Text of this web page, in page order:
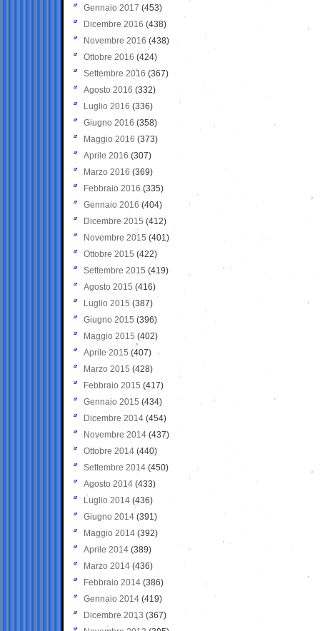
Gennaio 2017 (453)
Dicembre 2016 (438)
Novembre 2016 (438)
Ottobre 2016 (424)
Settembre 2016 (367)
Agosto 2016 (332)
Luglio 2016 (336)
Giugno 2016 (358)
Maggio 2016 (373)
Aprile 2016 (307)
Marzo 2016 (369)
Febbraio 2016 (335)
Gennaio 2016 (404)
Dicembre 2015 (412)
Novembre 2015 (401)
Ottobre 2015 (422)
Settembre 2015 (419)
Agosto 2015 (416)
Luglio 2015 (387)
Giugno 2015 (396)
Maggio 2015 (402)
Aprile 2015 (407)
Marzo 2015 (428)
Febbraio 2015 (417)
Gennaio 2015 (434)
Dicembre 2014 (454)
Novembre 2014 (437)
Ottobre 2014 (440)
Settembre 2014 (450)
Agosto 2014 (433)
Luglio 2014 (436)
Giugno 2014 (391)
Maggio 2014 (392)
Aprile 2014 (389)
Marzo 2014 (436)
Febbraio 2014 (386)
Gennaio 2014 (419)
Dicembre 2013 (367)